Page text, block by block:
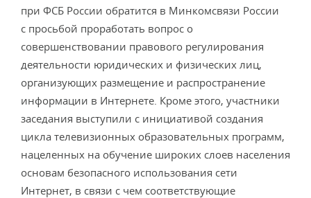
при ФСБ России обратится в Минкомсвязи России
с просьбой проработать вопрос о
совершенствовании правового регулирования
деятельности юридических и физических лиц,
организующих размещение и распространение
информации в Интернете. Кроме этого, участники
заседания выступили с инициативой создания
цикла телевизионных образовательных программ,
нацеленных на обучение широких слоев населения
основам безопасного использования сети
Интернет, в связи с чем соответствующие